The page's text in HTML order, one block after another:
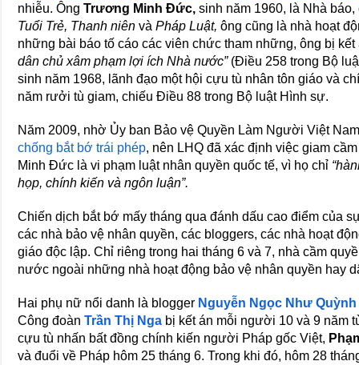
nhiễu. ÔngTrương Minh Đức,sinh năm 1960, là Nhà
Tuổi Trẻ, Thanh niên vàPháp Luật,ông cũng là nhà hoạt
những bài báo tố cáo các viên chức tham những, ông bị
dân chủ xâm phạm lợi ích Nhà nước”(Điều 258 trong Bộ
sinh năm 1968, lãnh đạo một hội cựu tù nhân tôn giáo và
năm rưởi tù giam, chiếu Điều 88 trong Bộ luật Hình sự.
Năm 2009, nhờ Ủy ban Bảo vệ Quyền Làm Người Việt
chống bắt bớ trái phép, nên LHQ đã xác định việc giam
Minh Đức là vi phạm luật nhân quyền quốc tế, vì họ chỉ
họp, chính kiến và ngôn luận”.
Chiến dịch bắt bớ mấy tháng qua đánh dấu cao điểm của
các nhà bảo vệ nhân quyền, các bloggers, các nhà hoạt
giáo độc lập. Chỉ riêng trong hai tháng 6 và 7, nhà cầm
nước ngoài những nhà hoạt động bảo vệ nhân quyền hay
Hai phụ nữ nổi danh là blogger Nguyễn Ngọc Như Quỳnh
Công đoànTrần Thị Nga bị kết án mỗi người 10 và 9 năm
cựu tù nhấn bất đồng chính kiến người Pháp gốc Việt,
và đuổi về Pháp hôm 25 tháng 6. Trong khi đó, hôm 28